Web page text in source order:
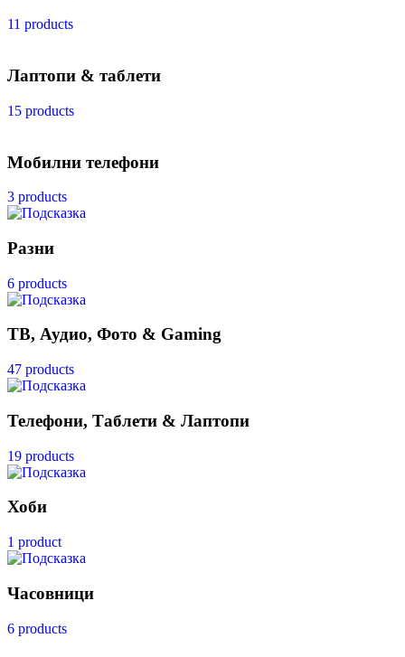
11 products
Лаптопи & таблети
15 products
Мобилни телефони
3 products
Разни
6 products
ТВ, Аудио, Фото & Gaming
47 products
Телефони, Таблети & Лаптопи
19 products
Хоби
1 product
Часовници
6 products